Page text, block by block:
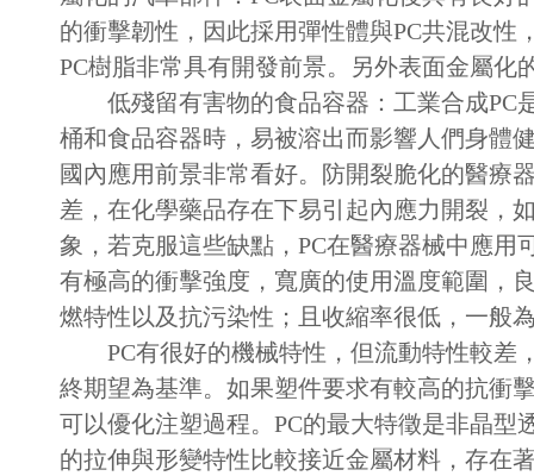
的衝擊韌性，因此採用彈性體與PC共混改
PC樹脂非常具有開發前景。另外表面金屬化
低殘留有害物的食品容器：工業合成PC
桶和食品容器時，易被溶出而影響人們身體
國內應用前景非常看好。防開裂脆化的醫療
差，在化學藥品存在下易引起內應力開裂，
象，若克服這些缺點，PC在醫療器械中應用
有極高的衝擊強度，寬廣的使用溫度範圍，
燃特性以及抗污染性；且收縮率很低，一般
PC有很好的機械特性，但流動特性較差
終期望為基準。如果塑件要求有較高的抗衝
可以優化注塑過程。PC的最大特徵是非晶
的拉伸與形變特性比較接近金屬材料，存在